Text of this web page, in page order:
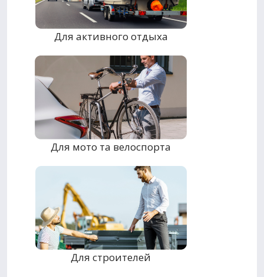
Для активного отдыха
Для мото та велоспорта
Для строителей